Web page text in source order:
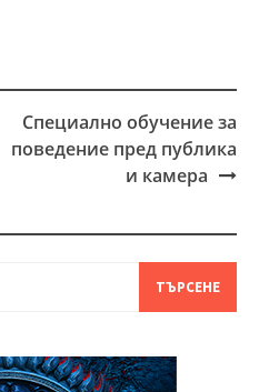
Специално обучение за
поведение пред публика
и камера